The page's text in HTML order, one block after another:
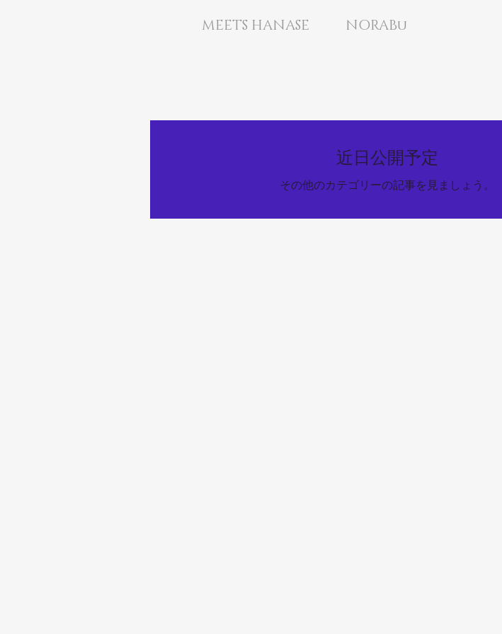
MEETS HANASE NORABu
近日公開予定
その他のカテゴリーの記事を見ましょう。